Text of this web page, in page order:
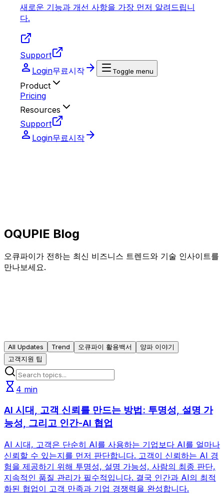
새로운 기능과 개선 사항을 가장 먼저 알려드립니
다.
Support
person Login무료시작 arrow_forward Toggle menu
Product
Pricing
Resources
Support
person Login무료시작 arrow_forward
OQUPIE Blog
오큐파이가 전하는 최신 비즈니스 트렌드와 기술 인사이트를
만나보세요.
All Updates Trend 오큐파이 활용백서
양파 이야기
고객지원 팁
4 min
AI 시대, 고객 신뢰를 만드는 방법: 투명성, 설명 가
능성, 그리고 인간-AI 협업
AI 시대, 고객은 단순히 AI를 사용하는 기업보다 AI를 얼마나
신뢰할 수 있는지를 먼저 판단합니다. 고객이 신뢰하는 AI 경
험을 제공하기 위해 투명성, 설명 가능성, 사람의 최종 판단,
지속적인 품질 관리가 필수적입니다. 결국 인간과 AI의 최적
화된 협업이 고객 만족과 기업 경쟁력을 완성합니다.